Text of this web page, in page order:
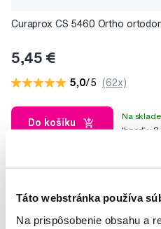
Táto webstránka používa
Na prispôsobenie obsahu a
Curaprox CS 5460 Ortho
5,45 €
5,0/5 (62x)
Do košíku
Na
Ihneď v 3